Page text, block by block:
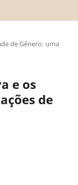
de Gênero: uma
e os
de